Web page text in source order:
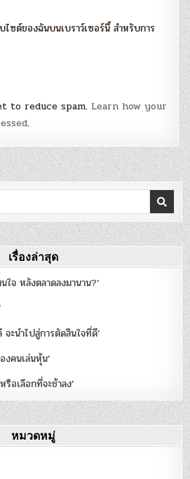
ซต์ของฉันบนเบราว์เซอร์นี้ สำหรับการ
to reduce spam. Learn how your
.
เรื่องล่าสุด
จ หลังตลาดลงมานาน?’
นำไปสู่การตัดสินใจที่ดี’
คนเล่นหุ้น’
อเลือกที่จะช้าลง’
หมวดหมู่